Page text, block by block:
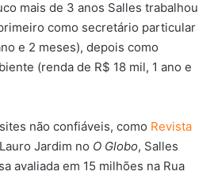
mais de 3 anos Salles trabalhou
como secretário particular
e 2 meses), depois como
(renda de R$ 18 mil, 1 ano e
não confiáveis, como Revista
Jardim no O Globo, Salles
avaliada em 15 milhões na Rua